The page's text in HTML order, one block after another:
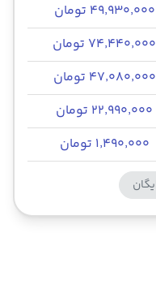
۴۹٬۹۳۰٬۰۰۰ تومان
۷۴٬۴۴۰٬۰۰۰ تومان
۴۷٬۰۸۰٬۰۰۰ تومان
۲۲٬۹۹۰٬۰۰۰ تومان
۱٬۴۹۰٬۰۰۰ تومان